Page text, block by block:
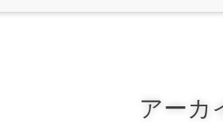
アーカ